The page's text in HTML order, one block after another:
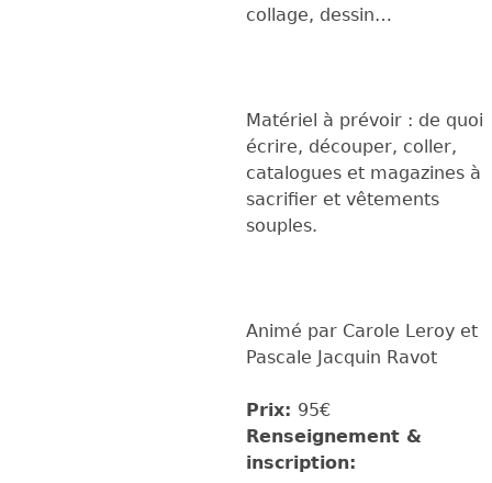
collage, dessin…
Matériel à prévoir : de quoi
écrire, découper, coller,
catalogues et magazines à
sacrifier et vêtements
souples.
Animé par Carole Leroy et
Pascale Jacquin Ravot
Prix: 95€
Renseignement &
inscription: